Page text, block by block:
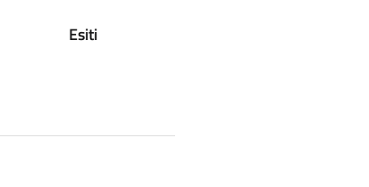
Esiti